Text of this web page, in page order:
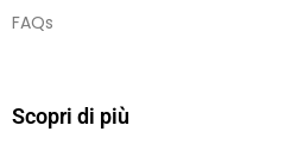
FAQs
Scopri di più